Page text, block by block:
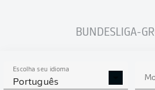
BUNDESLIGA-
Escolha seu idioma
Português
0